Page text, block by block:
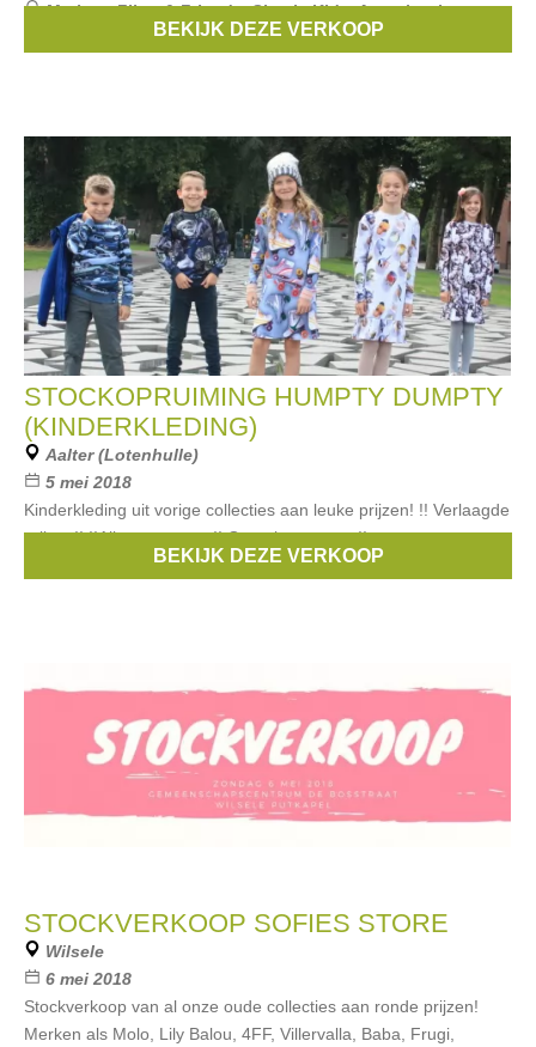
Merken:Filou & Friends,Simple Kids,Anne kurris,
Van Hassels, ...
BEKIJK DEZE VERKOOP
STOCKOPRUIMING HUMPTY DUMPTY
(KINDERKLEDING)
Aalter (Lotenhulle)
5 mei 2018
Kinderkleding uit vorige collecties aan leuke prijzen! !! Verlaagde
prijzen!! !!Alles moet weg!! Geen bancontact!!
Esprit,strass ,Vingino,Pepe Jeans
BEKIJK DEZE VERKOOP
STOCKVERKOOP SOFIES STORE
Wilsele
6 mei 2018
Stockverkoop van al onze oude collecties aan ronde prijzen!
Merken als Molo, Lily Balou, 4FF, Villervalla, Baba, Frugi,